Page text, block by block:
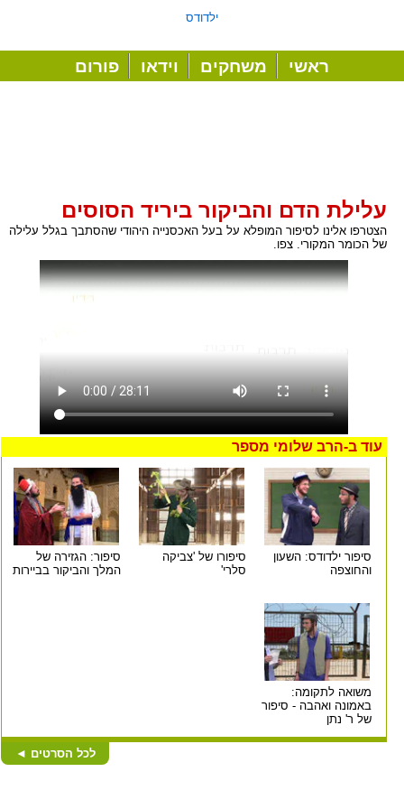
ילדודס
ראשי משחקים וידאו פורום
עלילת הדם והביקור ביריד הסוסים
הצטרפו אלינו לסיפור המופלא על בעל האכסנייה היהודי שהסתבך בגלל עלילה
של הכומר המקורי. צפו.
עוד ב-הרב שלומי מספר
סיפור ילדודס: השעון
והחוצפה
סיפורו של 'צביקה
סלרי'
סיפור: הגזירה של
המלך והביקור בביירות
משואה לתקומה:
באמונה ואהבה - סיפור
של ר' נתן
לכל הסרטים ◄